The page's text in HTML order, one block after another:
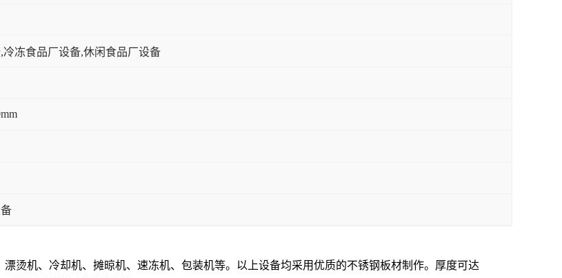
冷冻食品厂设备,休闲食品厂设备
烫机、冷却机、摊晾机、速冻机、包装机等。以上设备均采用优质的不锈钢板材制作。厚度可达